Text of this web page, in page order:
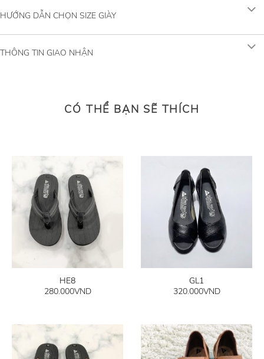
HƯỚNG DẪN CHỌN SIZE GIÀY
THÔNG TIN GIAO NHẬN
CÓ THỂ BẠN SẼ THÍCH
HE8
280.000VND
GL1
320.000VND